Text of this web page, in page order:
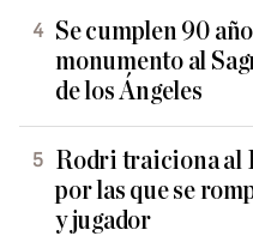
Se cumplen 90
monumento al
de los Ángeles
Rodri traiciona al
por las que se
y jugador